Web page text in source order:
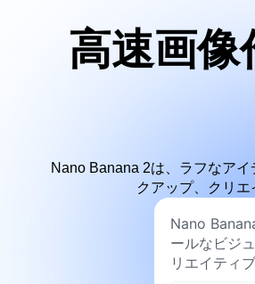
高速画
Nano Banana 2は、ラフなア
クアップ、クリ